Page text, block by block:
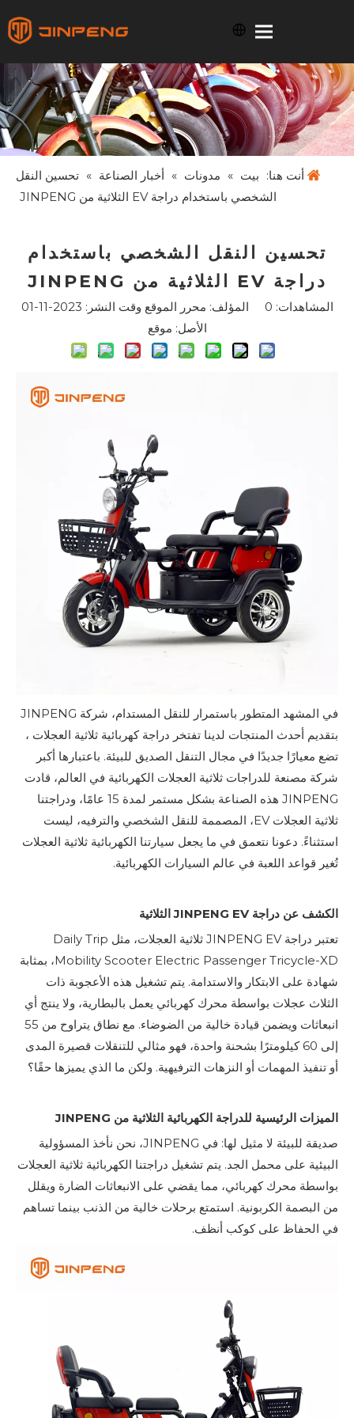
أنت هنا: بيت » مدونات » أخبار الصناعة » تحسين النقل
الشخصي باستخدام دراجة EV الثلاثية من JINPENG
تحسين النقل الشخصي باستخدام
دراجة EV الثلاثية من JINPENG
المشاهدات: 0
المؤلف: محرر الموقع وقت النشر: 2023-11-01
الأصل: موقع
في المشهد المتطور باستمرار للنقل المستدام،
شركة JINPENG
بتقديم أحدث المنتجات لدينا تفتخر دراجة كهربائية ثلاثية العجلات ،
تضع معيارًا جديدًا في مجال التنقل الصديق للبيئة. باعتبارها أكبر
شركة مصنعة للدراجات ثلاثية العجلات الكهربائية في العالم، قادت
JINPENG هذه الصناعة بشكل مستمر لمدة 15 عامًا، ودراجتنا
ثلاثية العجلات EV، المصممة للنقل الشخصي والترفيه، ليست
استثناءً. دعونا نتعمق في ما يجعل سيارتنا الكهربائية ثلاثية العجلات
تُغير قواعد اللعبة في عالم السيارات الكهربائية.
الكشف عن دراجة JINPENG EV الثلاثية
تعتبر دراجة JINPENG EV ثلاثية العجلات، مثل Daily Trip
Mobility Scooter Electric Passenger Tricycle-XD، بمثابة
شهادة على الابتكار والاستدامة. يتم تشغيل هذه الأعجوبة ذات
الثلاث عجلات بواسطة محرك كهربائي يعمل بالبطارية، ولا ينتج أي
انبعاثات ويضمن قيادة خالية من الضوضاء. مع نطاق يتراوح من 55
إلى 60 كيلومترًا بشحنة واحدة، فهو مثالي للتنقلات قصيرة المدى
أو تنفيذ المهمات أو النزهات الترفيهية. ولكن ما الذي يميزها حقًا؟
الميزات الرئيسية للدراجة الكهربائية الثلاثية من JINPENG
صديقة للبيئة لا مثيل لها: في JINPENG، نحن نأخذ المسؤولية
البيئية على محمل الجد. يتم تشغيل دراجتنا الكهربائية ثلاثية العجلات
بواسطة محرك كهربائي، مما يقضي على الانبعاثات الضارة ويقلل
من البصمة الكربونية. استمتع برحلات خالية من الذنب بينما تساهم
في الحفاظ على كوكب أنظف.